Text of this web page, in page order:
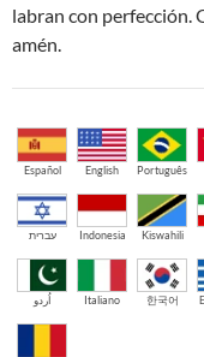
labran con perfección.
amén.
Español English Português
עברית Indonesia Kiswahili
اُردو Italiano 한국어